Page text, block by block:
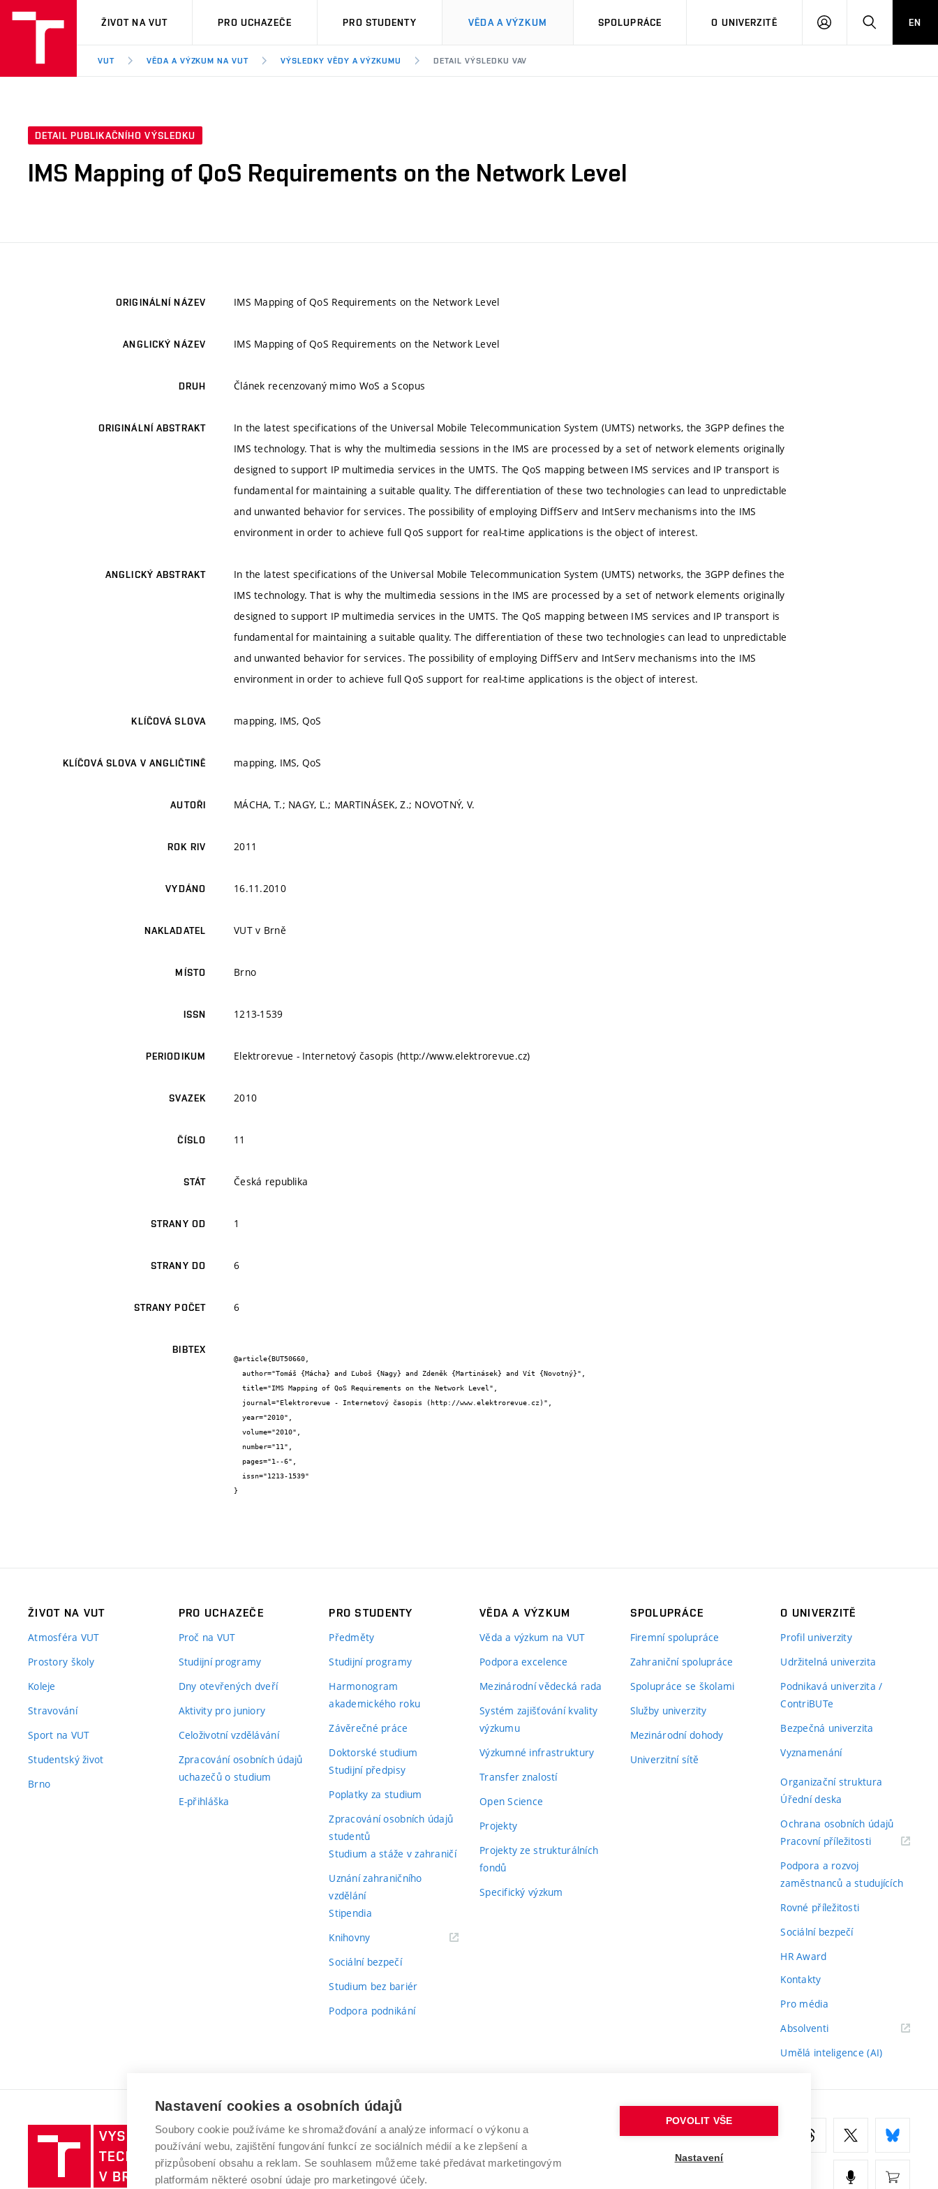
VUT
ŽIVOT NA VUT PRO UCHAZEČE PRO STUDENTY VĚDA A VÝZKUM SPOLUPRÁCE O UNIVERZITĚ
PŘIHLÁSIT HLEDATEN
VUT VĚDA A VÝZKUM NA VUT VÝSLEDKY VĚDY A VÝZKUMU DETAIL VÝSLEDKU VAV
DETAIL PUBLIKAČNÍHO VÝSLEDKU
IMS Mapping of QoS Requirements on the Network Level
ORIGINÁLNÍ NÁZEV IMS Mapping of QoS Requirements on the Network Level
ANGLICKÝ NÁZEV IMS Mapping of QoS Requirements on the Network Level
DRUH Článek recenzovaný mimo WoS a Scopus
ORIGINÁLNÍ ABSTRAKT
In the latest specifications of the Universal Mobile Telecommunication System (UMTS) networks, the 3GPP defines the
IMS technology. That is why the multimedia sessions in the IMS are processed by a set of network elements originally
designed to support IP multimedia services in the UMTS. The QoS mapping between IMS services and IP transport is
fundamental for maintaining a suitable quality. The differentiation of these two technologies can lead to unpredictable
and unwanted behavior for services. The possibility of employing DiffServ and IntServ mechanisms into the IMS
environment in order to achieve full QoS support for real-time applications is the object of interest.
ANGLICKÝ ABSTRAKT
In the latest specifications of the Universal Mobile Telecommunication System (UMTS) networks, the 3GPP defines the
IMS technology. That is why the multimedia sessions in the IMS are processed by a set of network elements originally
designed to support IP multimedia services in the UMTS. The QoS mapping between IMS services and IP transport is
fundamental for maintaining a suitable quality. The differentiation of these two technologies can lead to unpredictable
and unwanted behavior for services. The possibility of employing DiffServ and IntServ mechanisms into the IMS
environment in order to achieve full QoS support for real-time applications is the object of interest.
KLÍČOVÁ SLOVA mapping, IMS, QoS
KLÍČOVÁ SLOVA V ANGLIČTINĚ mapping, IMS, QoS
AUTOŘI MÁCHA, T.; NAGY, Ľ.; MARTINÁSEK, Z.; NOVOTNÝ, V.
ROK RIV 2011
VYDÁNO 16.11.2010
NAKLADATEL VUT v Brně
MÍSTO Brno
ISSN 1213-1539
PERIODIKUM Elektrorevue - Internetový časopis (http://www.elektrorevue.cz)
SVAZEK 2010
ČÍSLO 11
STÁT Česká republika
STRANY OD 1
STRANY DO 6
STRANY POČET 6
BIBTEX
@article{BUT50660,
}
ŽIVOT NA VUT
Atmosféra VUT
Prostory školy
Koleje
Stravování
Sport na VUT
Studentský život
Brno
PRO UCHAZEČE
Proč na VUT
Studijní programy
Dny otevřených dveří
Aktivity pro juniory
Celoživotní vzdělávání
Zpracování osobních údajů
uchazečů o studium
E-přihláška
PRO STUDENTY
Předměty
Studijní programy
Harmonogram
akademického roku
Závěrečné práce
Doktorské studium
Studijní předpisy
Poplatky za studium
Zpracování osobních údajů
studentů
Studium a stáže v zahraničí
Uznání zahraničního
vzdělání
Stipendia
Knihovny(externí
Sociální bezpečí
Studium bez bariér
Podpora podnikání
VĚDA A VÝZKUM
Věda a výzkum na VUT
Podpora excelence
Mezinárodní vědecká rada
Systém zajišťování kvality
výzkumu
Výzkumné infrastruktury
Transfer znalostí
Open Science
Projekty
Projekty ze strukturálních
fondů
Specifický výzkum
SPOLUPRÁCE
Firemní spolupráce
Zahraniční spolupráce
Spolupráce se školami
Služby univerzity
Mezinárodní dohody
Univerzitní sítě
O UNIVERZITĚ
Profil univerzity
Udržitelná univerzita
Podnikavá univerzita /
ContriBUTe
Bezpečná univerzita
Vyznamenání
Organizační struktura
Úřední deska
Ochrana osobních údajů
Pracovní příležitosti(externí
Podpora a rozvoj
zaměstnanců a studujících
Rovné příležitosti
Sociální bezpečí
HR Award
Kontakty
Pro média
Absolventi(externí
Umělá inteligence (AI)
Vysoké
učení
technické
v
VYSOKÉ UČENÍ TECHNICKÉ V BRNĚ
Antonínská 548/1
602 00 Brno
www.vut.cz
Nastavení cookies a osobních údajů
Soubory cookie používáme ke shromažďování a analýze informací o výkonu a
používání webu, zajištění fungování funkcí ze sociálních médií a ke zlepšení a
přizpůsobení obsahu a reklam. Se souhlasem můžeme také předávat marketingovým
platformám některé osobní údaje pro marketingové účely.
POVOLIT VŠE
Nastavení